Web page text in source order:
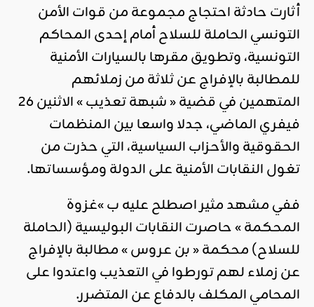
أثارت حادثة احتجاج مجموعة من قوات الأمن
التونسي الحاملة للسلاح أمام إحدى المحاكم
التونسية، وتطويق مقرها بالسيارات الأمنية
للمطالبة بالإفراج عن ثلاثة من زملائهم
المتهمين في قضية « شبهة تعذيب » الاثنين 26
فيفري الماضي، جدلا واسعا بين المنظمات
الحقوقية والأحزاب السياسية، التي حذرت من
تغول النقابات الأمنية على الدولة ومؤسساتها.
ففي مشهد مثير اصطلح عليه ب »غزوة
المحكمة » حاصرت النقابات البوليسية (الحاملة
للسلاح) محكمة « بن عروس » مطالبة بالإفراج
عن زملاء لهم تورطوا في التعذيب واعتدوا على
المحامي المكلف بالدفاع عن المتضرر.